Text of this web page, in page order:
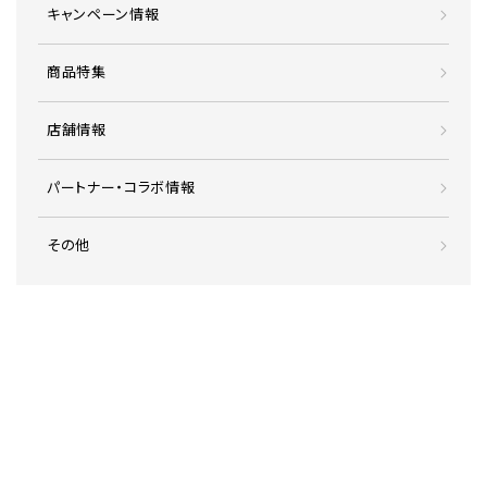
キャンペーン情報
商品特集
店舗情報
パートナー・コラボ情報
その他